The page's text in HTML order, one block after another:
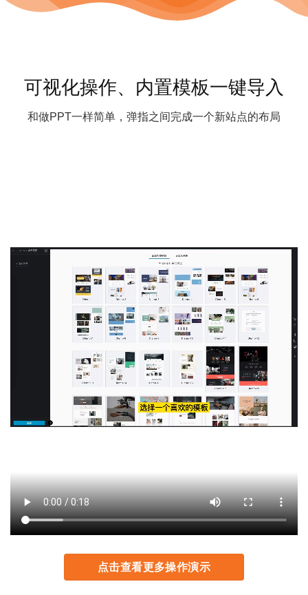
可视化操作、内置模板一键导入
和做PPT一样简单，弹指之间完成一个新站点的布局
点击查看更多操作演示